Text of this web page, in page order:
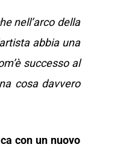
nell’arco della
abbia una
successo al
cosa davvero
con un nuovo